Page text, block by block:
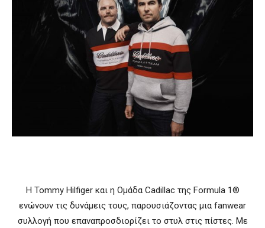
Η Tommy Hilfiger και η Ομάδα Cadillac της Formula 1®
ενώνουν τις δυνάμεις τους, παρουσιάζοντας μια fanwear
συλλογή που επαναπροσδιορίζει το στυλ στις πίστες. Με